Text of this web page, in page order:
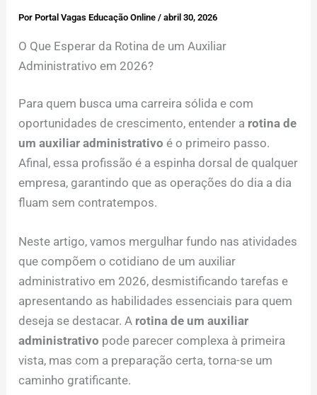
PorPortal Vagas Educação Online/abril 30, 2026
O Que Esperar da Rotina de um Auxiliar
Administrativo em 2026?
Para quem busca uma carreira sólida e com
oportunidades de crescimento, entender a rotina de
um auxiliar administrativo é o primeiro passo.
Afinal, essa profissão é a espinha dorsal de qualquer
empresa, garantindo que as operações do dia a dia
fluam sem contratempos.
Neste artigo, vamos mergulhar fundo nas atividades
que compõem o cotidiano de um auxiliar
administrativo em 2026, desmistificando tarefas e
apresentando as habilidades essenciais para quem
deseja se destacar. A rotina de um auxiliar
administrativo pode parecer complexa à primeira
vista, mas com a preparação certa, torna-se um
caminho gratificante.